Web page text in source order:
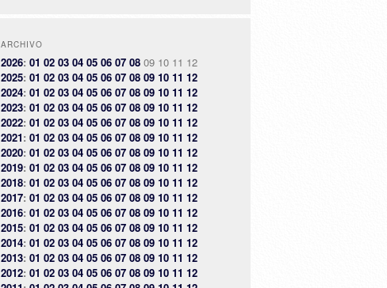
ARCHIVO
2026: 01 02 03 04 05 06 07 08 09 10 11 12
2025: 01 02 03 04 05 06 07 08 09 10 11 12
2024: 01 02 03 04 05 06 07 08 09 10 11 12
2023: 01 02 03 04 05 06 07 08 09 10 11 12
2022: 01 02 03 04 05 06 07 08 09 10 11 12
2021: 01 02 03 04 05 06 07 08 09 10 11 12
2020: 01 02 03 04 05 06 07 08 09 10 11 12
2019: 01 02 03 04 05 06 07 08 09 10 11 12
2018: 01 02 03 04 05 06 07 08 09 10 11 12
2017: 01 02 03 04 05 06 07 08 09 10 11 12
2016: 01 02 03 04 05 06 07 08 09 10 11 12
2015: 01 02 03 04 05 06 07 08 09 10 11 12
2014: 01 02 03 04 05 06 07 08 09 10 11 12
2013: 01 02 03 04 05 06 07 08 09 10 11 12
2012: 01 02 03 04 05 06 07 08 09 10 11 12